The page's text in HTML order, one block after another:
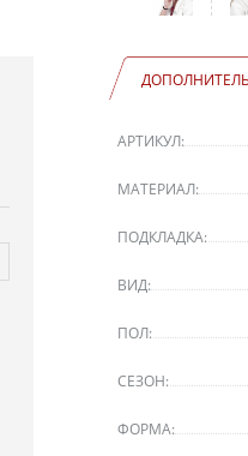
АРТИКУЛ:
МАТЕРИАЛ:
ПОДКЛАДКА:
ВИД:
ПОЛ:
СЕЗОН:
ФОРМА: